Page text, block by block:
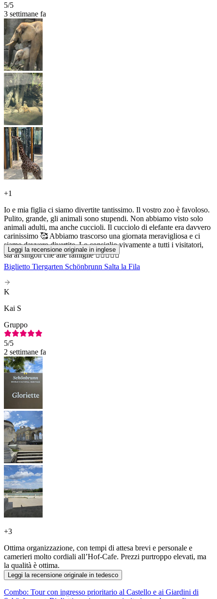
5/5
3 settimane fa
+1
Io e mia figlia ci siamo divertite tantissimo. Il vostro zoo è favoloso.
Pulito, grande, gli animali sono stupendi. Non abbiamo visto solo
animali adulti, ma anche cuccioli. Il cucciolo di elefante era davvero
carinissimo 🥰 Abbiamo trascorso una giornata meravigliosa e ci
siamo davvero divertite. Lo consiglio vivamente a tutti i visitatori,
sia ai singoli che alle famiglie 👍🏻👏🏻😊
Leggi la recensione originale in inglese
Biglietto Tiergarten Schönbrunn Salta la Fila
K
Kai S
Gruppo
5/5
2 settimane fa
+3
Ottima organizzazione, con tempi di attesa brevi e personale e
camerieri molto cordiali all’Hof-Cafe. Prezzi purtroppo elevati, ma
la qualità è ottima.
Leggi la recensione originale in tedesco
Combo: Tour con ingresso prioritario al Castello e ai Giardini di